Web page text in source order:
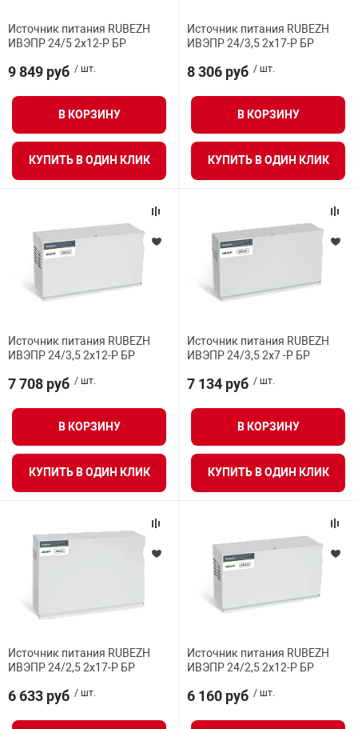
Пульты
Термошкафы
оборудование
оборудование
Товарные весы
Торговые весы
Фасовочные
оборудование
решения
безопасность
оборудование
Турникеты
Шлагбаумы
Шлюзовые
Электронные
Оборудования
Огнетушители
Сигнально-
приборы
Средства
Стволы
Узлы
Установки
Шкафы
Оповещатели
Оповещатели
Приборы
Табло
Термошкафы
сети
Источник питания RUBEZH
ИВЭПР 24/5 2х12-Р БР
9 849 руб / шт.
В КОРЗИНУ
КУПИТЬ В ОДИН КЛИК
Источник питания RUBEZH
ИВЭПР 24/3,5 2х17-Р БР
8 306 руб / шт.
В КОРЗИНУ
КУПИТЬ В ОДИН КЛИК
Источник питания RUBEZH
ИВЭПР 24/3,5 2х12-Р БР
7 708 руб / шт.
В КОРЗИНУ
КУПИТЬ В ОДИН КЛИК
Источник питания RUBEZH
ИВЭПР 24/3,5 2х7 -Р БР
7 134 руб / шт.
В КОРЗИНУ
КУПИТЬ В ОДИН КЛИК
Источник питания RUBEZH
ИВЭПР 24/2,5 2х17-Р БР
6 633 руб / шт.
Источник питания RUBEZH
ИВЭПР 24/2,5 2х12-Р БР
6 160 руб / шт.